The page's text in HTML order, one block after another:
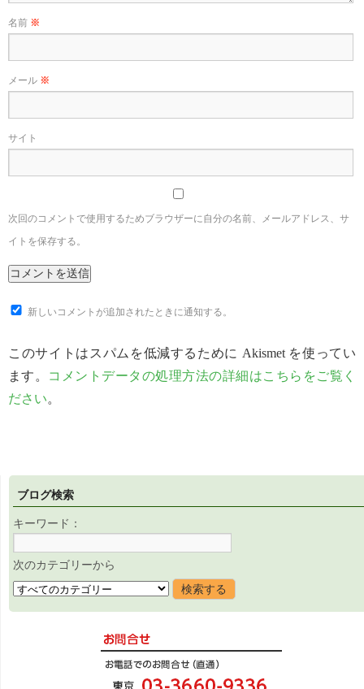
名前 ※
メール ※
サイト
次回のコメントで使用するためブラウザーに自分の名前、メールアドレス、サ
イトを保存する。
新しいコメントが追加されたときに通知する。
このサイトはスパムを低減するために Akismet を使ってい
ます。 コメントデータの処理方法の詳細はこちらをご覧く
ださい。
ブログ検索
キーワード：
次のカテゴリーから